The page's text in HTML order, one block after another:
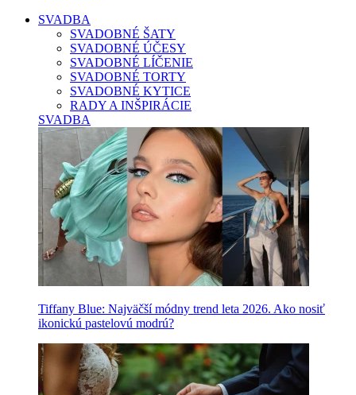
SVADBA
SVADOBNÉ ŠATY
SVADOBNÉ ÚČESY
SVADOBNÉ LÍČENIE
SVADOBNÉ TORTY
SVADOBNÉ KYTICE
RADY A INŠPIRÁCIE
SVADBA
Tiffany Blue: Najväčší módny trend leta 2026. Ako nosiť
ikonickú pastelovú modrú?